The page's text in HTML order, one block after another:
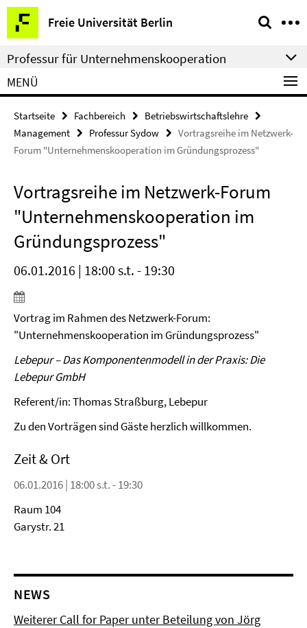
Springe
direkt
zu
Inhalt
Freie Universität Berlin
Service-
Navigation
Professur für Unternehmenskooperation
MENÜ
Startseite Fachbereich
Betriebswirtschaftslehre
Management
Professur Sydow
Vortragsreihe im Netzwerk-
Forum "Unternehmenskooperation im Gründungsprozess"
Vortragsreihe im Netzwerk-Forum
"Unternehmenskooperation im
Gründungsprozess"
06.01.2016 | 18:00 s.t. - 19:30
Vortrag im Rahmen des Netzwerk-Forum:
"Unternehmenskooperation im Gründungsprozess"
Lebepur – Das Komponentenmodell in der Praxis: Die
Lebepur GmbH
Referent/in: Thomas Straßburg, Lebepur
Zu den Vorträgen sind Gäste herzlich willkommen.
Zeit & Ort
06.01.2016 | 18:00 s.t. - 19:30
Raum 104
Garystr. 21
NEWS
Weiterer Call for Paper unter Beteilung von Jörg